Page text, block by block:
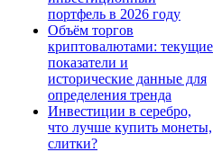
портфель в 2026 году
Объём торгов
криптовалютами: текущие
показатели и
исторические данные для
определения тренда
Инвестиции в серебро,
что лучше купить монеты,
слитки?